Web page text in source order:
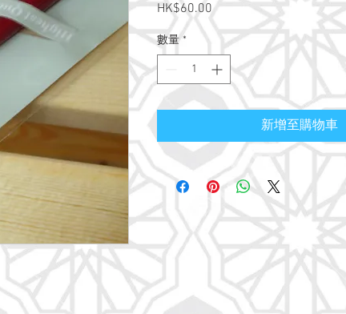
HK$60.00價
格
數量 *
新增至購物車